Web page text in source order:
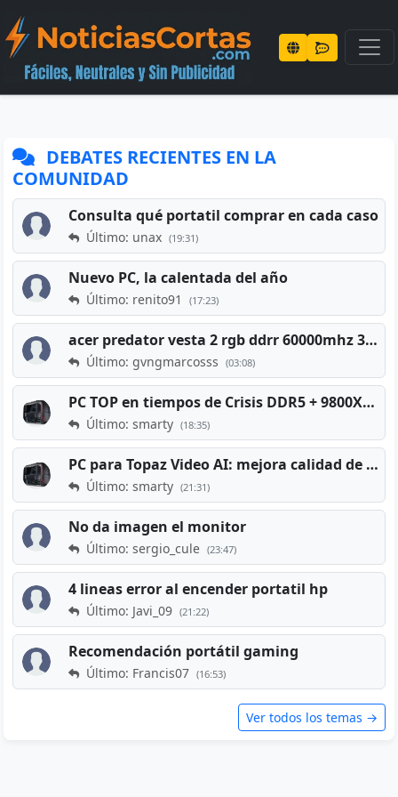
DEBATES RECIENTES EN LA
COMUNIDAD
Consulta qué portatil comprar en cada caso
Último: unax (19:31)
Nuevo PC, la calentada del año
Último: renito91 (17:23)
acer predator vesta 2 rgb ddrr 60000mhz 32gb x2 16gb
Último: gvngmarcosss (03:08)
PC TOP en tiempos de Crisis DDR5 + 9800X3D + RTX 5080 [2026][2400€]
Último: smarty (18:35)
PC para Topaz Video AI: mejora calidad de vídeos viejos
Último: smarty (21:31)
No da imagen el monitor
Último: sergio_cule (23:47)
4 lineas error al encender portatil hp
Último: Javi_09 (21:22)
Recomendación portátil gaming
Último: Francis07 (16:53)
Ver todos los temas →